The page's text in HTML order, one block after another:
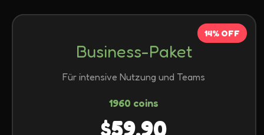
14% OFF
Business-Paket
Für intensive Nutzung und Teams
1960 coins
$59.90